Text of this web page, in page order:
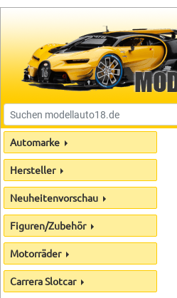
Automarke
Hersteller
Neuheitenvorschau
Figuren/Zubehör
Motorräder
Carrera Slotcar